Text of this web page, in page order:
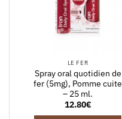
LE FER
Spray oral quotidien de
fer (5mg), Pomme cuite
– 25 ml.
12.80€